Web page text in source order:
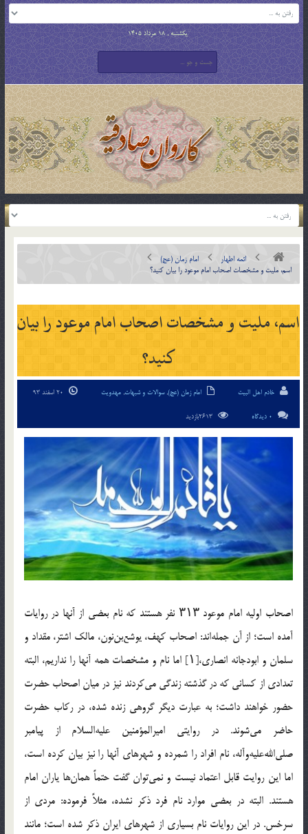
یکشنبه , 18 مرداد 1405
ائمه اطهار
امام زمان (عج)
اسم، ملیت و مشخصات اصحاب امام موعود را بیان کنید؟
اسم، ملیت و مشخصات اصحاب امام موعود را بیان
کنید؟
خادم اهل البیت امام زمان (عج),سوالات و شبهات, مهدویت
0 دیدگاه
اصحاب اولیه امام موعود ۳۱۳ نفر هستند که نام بعضی از آنها در روایات
آمده است؛ از آن جمله‌اند: اصحاب کهف، یوشع‌بن‌نون، مالک اشتر، مقداد و
سلمان و ابودجانه انصاری،[۱] اما نام و مشخصات همه آنها را نداریم، البته
تعدادی از کسانی که در گذشته زندگی می‌کردند نیز در میان اصحاب حضرت
حضور خواهند داشت؛ به عبارت دیگر گروهی زنده شده، در رکاب حضرت
حاضر می‌شوند. در روایتی امیرالمؤمنین علیه‌السلام از پیامبر
صلی‌الله‌علیه‌و‌آله، نام افراد را شمرده و شهرهای آنها را نیز بیان کرده است،
اما این روایت قابل اعتماد نیست و نمی‌توان گفت حتماً همان‌ها یاران امام
هستند. البته در بعضی موارد نام فرد ذکر نشده، مثلاً فرموده: مردی از
سرخس. در این روایات نام بسیاری از شهرهای ایران ذکر شده است؛ مانند